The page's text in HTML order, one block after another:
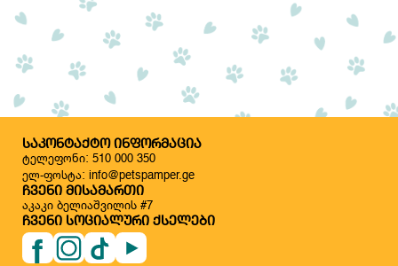
ᲡᲐᲙᲝᲜᲢᲐᲥᲢᲝ ᲘᲜᲤᲝᲠᲛᲐᲪᲘᲐ
ტელეფონი: 510 000 350
ელ-ფოსტა: info@petspamper.ge
ᲩᲕᲔᲜᲘ ᲛᲘᲡᲐᲛᲐᲠᲗᲘ
აკაკი ბელიაშვილის #7
ᲩᲕᲔᲜᲘ ᲡᲝᲪᲘᲐᲚᲣᲠᲘ ᲥᲡᲔᲚᲔᲑᲘ